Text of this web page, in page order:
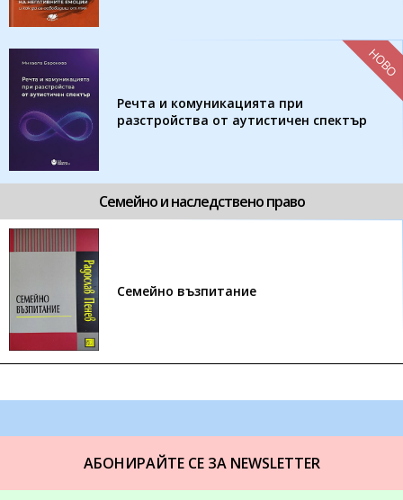
Речта и комуникацията при
разстройства от аутистичен спектър
НОВО
Семейно и наследствено право
Семейно възпитание
АБОНИРАЙТЕ СЕ ЗА NEWSLETTER